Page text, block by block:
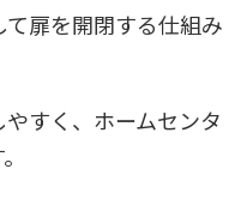
扉を開閉する仕組み
すく、ホームセンタ